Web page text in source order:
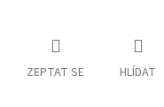
ZEPTAT SE HLÍDAT